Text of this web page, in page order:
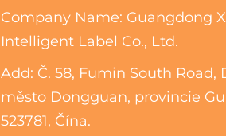
Company Name: Guangdong
Intelligent Label Co., Ltd.
Add: Č. 58, Fumin South Road,
město Dongguan, provincie
523781, Čína.